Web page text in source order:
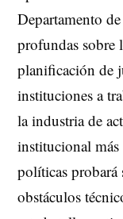
Departamento
profundas sobre
planificación de
instituciones a
la industria de
institucional más
políticas probará
obstáculos